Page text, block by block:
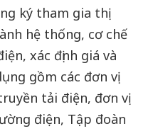
ký tham gia thị
hệ thống, cơ chế
xác định giá và
gồm các đơn vị
tải điện, đơn vị
điện, Tập đoàn